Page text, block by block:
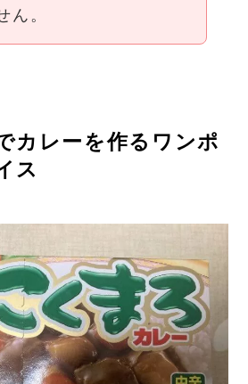
ん。
カレーを作るワンポ
ス